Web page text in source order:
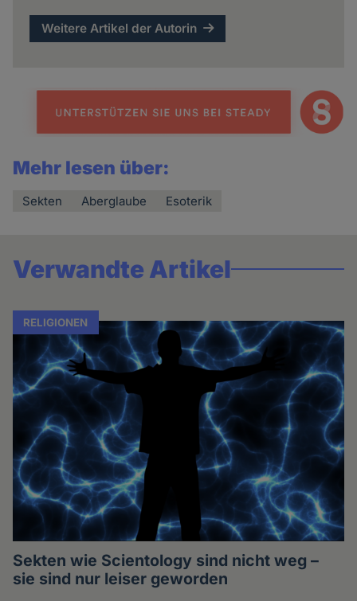
Weitere Artikel der Autorin
Mehr lesen über:
Sekten Aberglaube Esoterik
Verwandte Artikel
RELIGIONEN
Sekten wie Scientology sind nicht weg –
sie sind nur leiser geworden